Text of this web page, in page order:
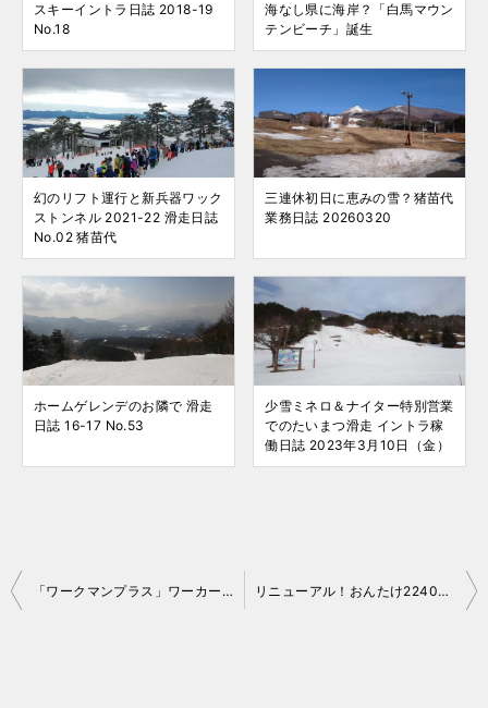
スキーイントラ日誌 2018-19
No.18
海なし県に海岸？「白馬マウン
テンビーチ」誕生
幻のリフト運行と新兵器ワック
ストンネル 2021-22 滑走日誌
No.02 猪苗代
三連休初日に恵みの雪？猪苗代
業務日誌 20260320
ホームゲレンデのお隣で 滑走
日誌 16-17 No.53
少雪ミネロ＆ナイター特別営業
でのたいまつ滑走 イントラ稼
働日誌 2023年3月10日（金）
投
「ワークマンプラス」ワーカーオンリーはもったいない リニューアル！おんたけ2240の料金体系が面白い